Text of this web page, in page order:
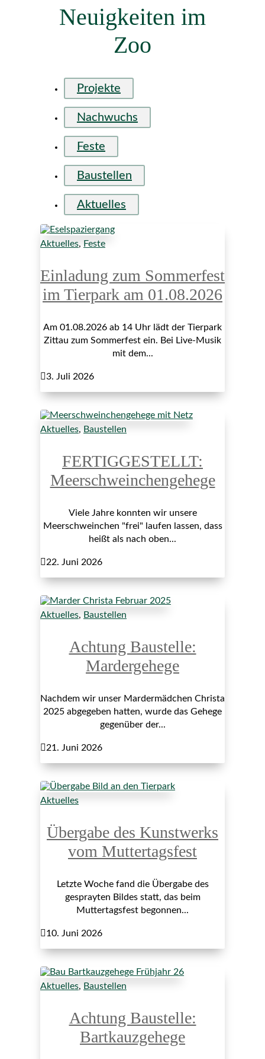
Neuigkeiten im
Zoo
Projekte
Nachwuchs
Feste
Baustellen
Aktuelles
Aktuelles, Feste
Einladung zum Sommerfest
im Tierpark am 01.08.2026
Am 01.08.2026 ab 14 Uhr lädt der Tierpark
Zittau zum Sommerfest ein. Bei Live-Musik
mit dem...
3. Juli 2026
Aktuelles, Baustellen
FERTIGGESTELLT:
Meerschweinchengehege
Viele Jahre konnten wir unsere
Meerschweinchen "frei" laufen lassen, dass
heißt als nach oben...
22. Juni 2026
Aktuelles, Baustellen
Achtung Baustelle:
Mardergehege
Nachdem wir unser Mardermädchen Christa
2025 abgegeben hatten, wurde das Gehege
gegenüber der...
21. Juni 2026
Aktuelles
Übergabe des Kunstwerks
vom Muttertagsfest
Letzte Woche fand die Übergabe des
gesprayten Bildes statt, das beim
Muttertagsfest begonnen...
10. Juni 2026
Aktuelles, Baustellen
Achtung Baustelle:
Bartkauzgehege